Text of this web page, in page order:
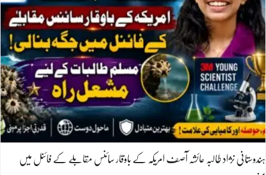
ہندوستانی نژاد طالبہ عائشہ آصف امریکہ کے باوقار سائنس مقابلے کے فائنل میں